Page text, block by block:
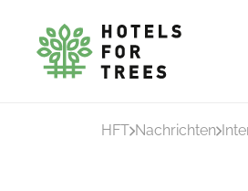
HFT Nachrichten